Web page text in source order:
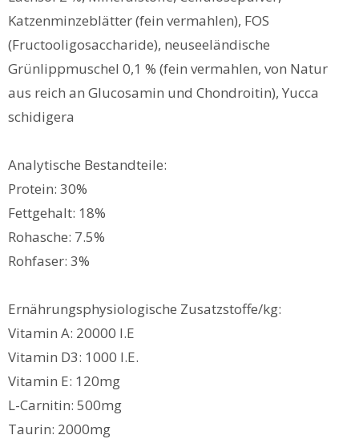
Katzenminzeblätter (fein vermahlen), FOS
(Fructooligosaccharide), neuseeländische
Grünlippmuschel 0,1 % (fein vermahlen, von Natur
aus reich an Glucosamin und Chondroitin), Yucca
schidigera
Analytische Bestandteile:
Protein: 30%
Fettgehalt: 18%
Rohasche: 7.5%
Rohfaser: 3%
Ernährungsphysiologische Zusatzstoffe/kg:
Vitamin A: 20000 I.E
Vitamin D3: 1000 I.E.
Vitamin E: 120mg
L-Carnitin: 500mg
Taurin: 2000mg